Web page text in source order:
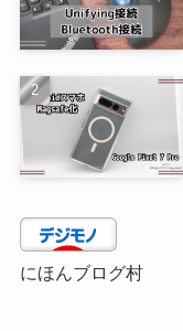
にほんブログ村